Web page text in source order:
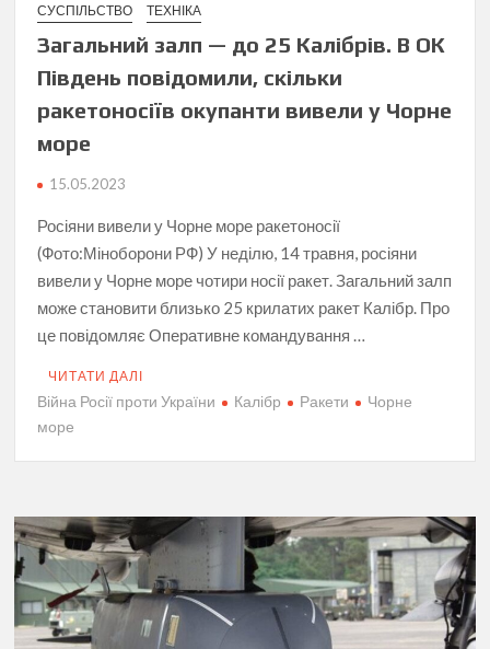
СУСПІЛЬСТВО
ТЕХНІКА
Загальний залп — до 25 Калібрів. В ОК
Південь повідомили, скільки
ракетоносіїв окупанти вивели у Чорне
море
15.05.2023
Росіяни вивели у Чорне море ракетоносії
(Фото:Міноборони РФ) У неділю, 14 травня, росіяни
вивели у Чорне море чотири носії ракет. Загальний залп
може становити близько 25 крилатих ракет Калібр. Про
це повідомляє Оперативне командування …
ЧИТАТИ ДАЛІ
Війна Росії проти України Калібр Ракети
Чорне
море